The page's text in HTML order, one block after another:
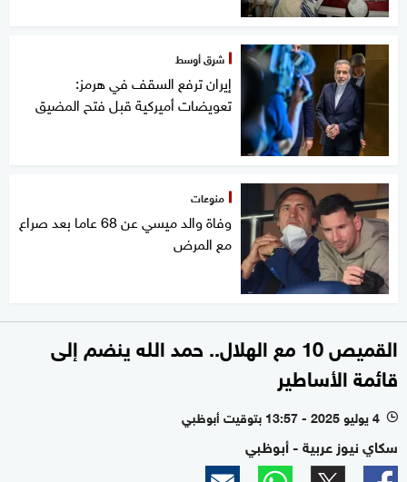
شرق أوسط
إيران ترفع السقف في هرمز:
تعويضات أميركية قبل فتح المضيق
منوعات
وفاة والد ميسي عن 68 عاما بعد صراع
مع المرض
القميص 10 مع الهلال.. حمد الله ينضم إلى
قائمة الأساطير
l 4 يوليو 2025 - 13:57 بتوقيت أبوظبي
سكاي نيوز عربية - أبوظبي